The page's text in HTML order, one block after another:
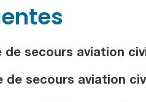
de secours aviation
secours aviation